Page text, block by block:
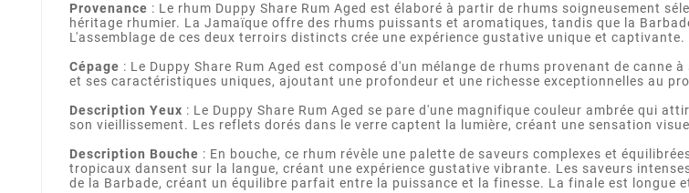
Provenance : Le rhum Duppy Share Rum Aged est élaboré à partir de rhums soigneusement
héritage rhumier. La Jamaïque offre des rhums puissants et aromatiques, tandis que la
L'assemblage de ces deux terroirs distincts crée une expérience gustative unique et captivante.
Cépage : Le Duppy Share Rum Aged est composé d'un mélange de rhums provenant de
et ses caractéristiques uniques, ajoutant une profondeur et une richesse exceptionnelles au
Description Yeux : Le Duppy Share Rum Aged se pare d'une magnifique couleur ambrée qui
son vieillissement. Les reflets dorés dans le verre captent la lumière, créant une sensation
Description Bouche : En bouche, ce rhum révèle une palette de saveurs complexes et
tropicaux dansent sur la langue, créant une expérience gustative vibrante. Les saveurs
de la Barbade, créant un équilibre parfait entre la puissance et la finesse. La finale est longue